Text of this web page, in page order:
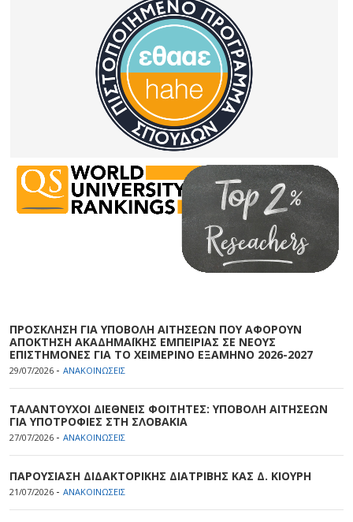
ΠΡΟΣΚΛΗΣΗ ΓΙΑ ΥΠΟΒΟΛΗ ΑΙΤΗΣΕΩΝ ΠΟΥ ΑΦΟΡΟΥΝ
ΑΠΟΚΤΗΣΗ ΑΚΑΔΗΜΑΪΚΗΣ ΕΜΠΕΙΡΙΑΣ ΣΕ ΝΕΟΥΣ
ΕΠΙΣΤΗΜΟΝΕΣ ΓΙΑ ΤΟ ΧΕΙΜΕΡΙΝΟ ΕΞΑΜΗΝΟ 2026-2027
29/07/2026 - ΑΝΑΚΟΙΝΩΣΕΙΣ
ΤΑΛΑΝΤΟΥΧΟΙ ΔΙΕΘΝΕΙΣ ΦΟΙΤΗΤΕΣ: ΥΠΟΒΟΛΗ ΑΙΤΗΣΕΩΝ
ΓΙΑ ΥΠΟΤΡΟΦΙΕΣ ΣΤΗ ΣΛΟΒΑΚΙΑ
27/07/2026 - ΑΝΑΚΟΙΝΩΣΕΙΣ
ΠΑΡΟΥΣΙΑΣΗ ΔΙΔΑΚΤΟΡΙΚΗΣ ΔΙΑΤΡΙΒΗΣ ΚΑΣ Δ. ΚΙΟΥΡΗ
21/07/2026 - ΑΝΑΚΟΙΝΩΣΕΙΣ